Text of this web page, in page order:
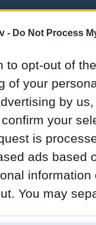
- Do Not Process
to opt-out of
of your
by
your
is
ads based
You may